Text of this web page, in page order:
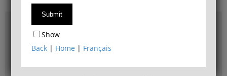
Access & maps
Philosophy Department Library
Show
Back | Home | Français